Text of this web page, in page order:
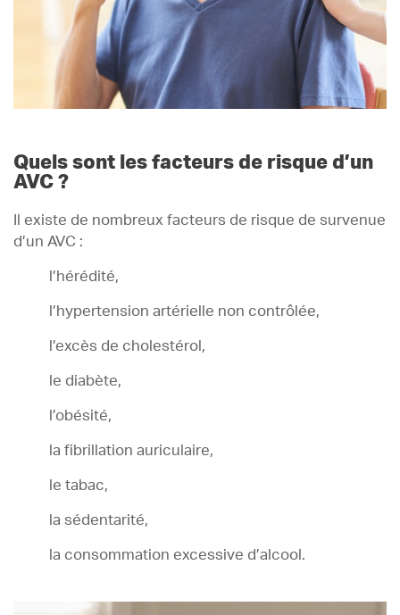
Quels sont les facteurs de risque d’un
AVC ?
Il existe de nombreux facteurs de risque de survenue
d’un AVC :
l’hérédité,
l’hypertension artérielle non contrôlée,
l’excès de cholestérol,
le diabète,
l’obésité,
la fibrillation auriculaire,
le tabac,
la sédentarité,
la consommation excessive d’alcool.